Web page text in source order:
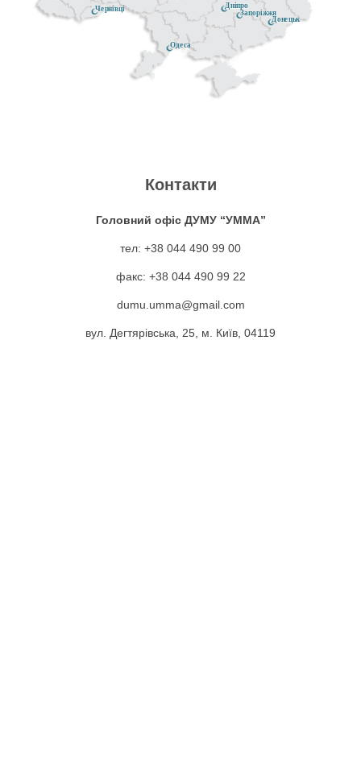
Донецьк
Чернівці Дніпро
Одеса
Запоріжжя
Контакти
Головний офіс ДУМУ “УММА”
тел: +38 044 490 99 00
факс: +38 044 490 99 22
dumu.umma@gmail.com
вул. Дегтярівська, 25, м. Київ, 04119